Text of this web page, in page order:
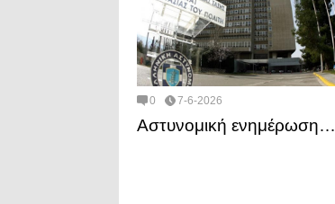
0 7-6-2026
Αστυνομική ενημέρωση…